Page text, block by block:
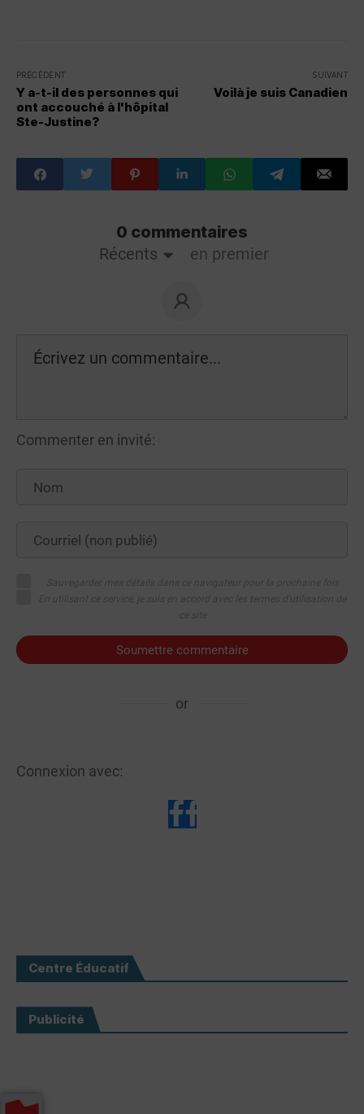
PRÉCÉDENT
Y a-t-il des personnes qui
ont accouché à l'hôpital
Ste-Justine?
SUIVANT
Voilà je suis Canadien
0 commentaires
Récents
en premier
Commenter en invité:
Soumettre commentaire
or
Connexion avec:
Centre Éducatif
Publicité